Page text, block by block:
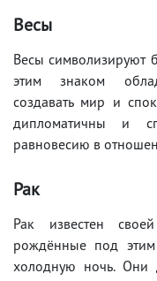
Весы
Весы символизируют
этим знаком
создавать мир и
дипломатичны и
равновесию в
Рак
Рак известен
рождённые под
холодную ночь. Они